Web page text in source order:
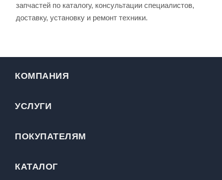
запчастей по каталогу, консультации специалистов,
доставку, установку и ремонт техники.
КОМПАНИЯ
УСЛУГИ
ПОКУПАТЕЛЯМ
КАТАЛОГ